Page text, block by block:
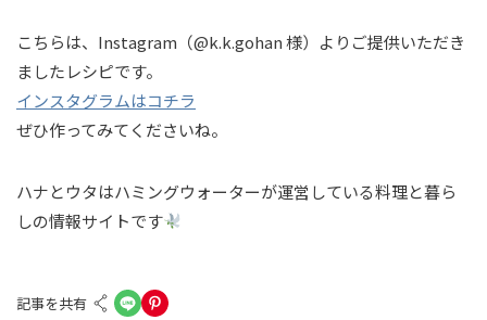
こちらは、Instagram（@k.k.gohan 様）よりご提供いただき
ましたレシピです。
インスタグラムはコチラ
ぜひ作ってみてくださいね。
ハナとウタはハミングウォーターが運営している料理と暮ら
しの情報サイトです
記事を共有